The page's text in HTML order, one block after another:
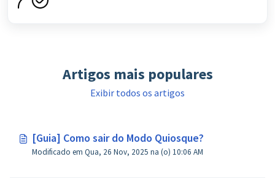
Artigos mais populares
Exibir todos os artigos
[Guia] Como sair do Modo Quiosque?
Modificado em Qua, 26 Nov, 2025 na (o) 10:06 AM